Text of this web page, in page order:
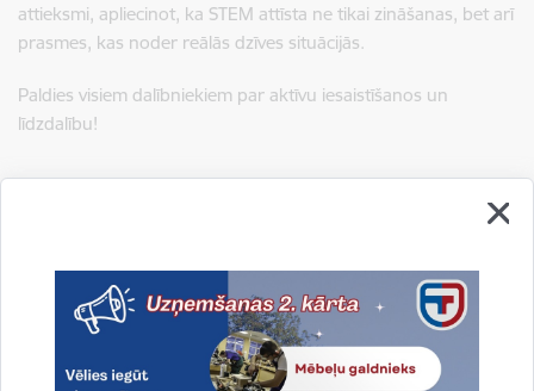
attieksmi, apliecinot, ka STEM attīsta ne tikai zināšanas, bet arī
prasmes, kas noder reālās dzīves situācijās.
Paldies visiem dalībniekiem par aktīvu iesaistīšanos un
līdzdalību!
Drukāt lapu